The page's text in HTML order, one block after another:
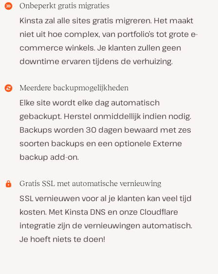
Onbeperkt gratis migraties
Kinsta zal alle sites gratis migreren. Het maakt
niet uit hoe complex, van portfolio’s tot grote e-
commerce winkels. Je klanten zullen geen
downtime ervaren tijdens de verhuizing.
Meerdere backupmogelijkheden
Elke site wordt elke dag automatisch
gebackupt. Herstel onmiddellijk indien nodig.
Backups worden 30 dagen bewaard met zes
soorten backups en een optionele Externe
backup add-on.
Gratis SSL met automatische vernieuwing
SSL vernieuwen voor al je klanten kan veel tijd
kosten. Met Kinsta DNS en onze Cloudflare
integratie zijn de vernieuwingen automatisch.
Je hoeft niets te doen!